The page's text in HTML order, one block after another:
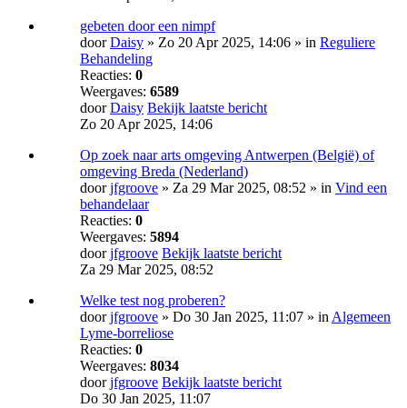
gebeten door een nimpf
doorDaisy » Zo 20 Apr 2025, 14:06 » in Reguliere
Behandeling
Reacties: 0
Weergaves: 6589
doorDaisy Bekijk laatste bericht
Zo 20 Apr 2025, 14:06
Op zoek naar arts omgeving Antwerpen (België) of
omgeving Breda (Nederland)
doorjfgroove » Za 29 Mar 2025, 08:52 » in Vind een
behandelaar
Reacties: 0
Weergaves: 5894
doorjfgroove Bekijk laatste bericht
Za 29 Mar 2025, 08:52
Welke test nog proberen?
doorjfgroove » Do 30 Jan 2025, 11:07 » in Algemeen
Lyme-borreliose
Reacties: 0
Weergaves: 8034
doorjfgroove Bekijk laatste bericht
Do 30 Jan 2025, 11:07